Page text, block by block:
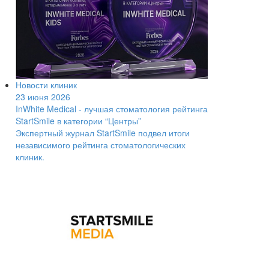
Новости клиник
23 июня 2026
InWhite Medical - лучшая стоматология рейтинга
StartSmile в категории “Центры”
Экспертный журнал StartSmile подвел итоги
независимого рейтинга стоматологических
клиник.